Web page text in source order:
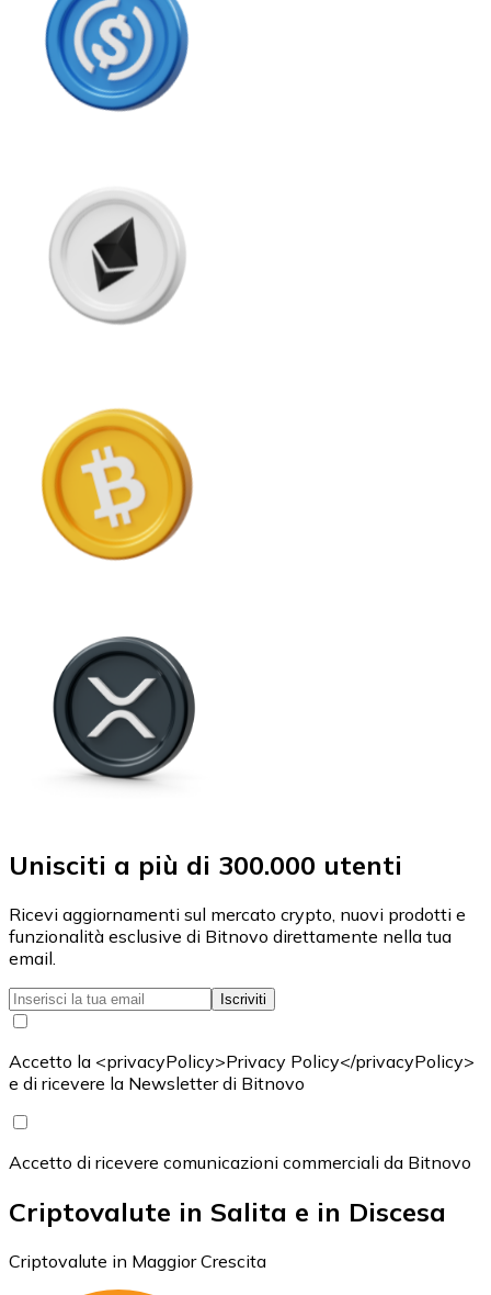
Unisciti a più di 300.000 utenti
Ricevi aggiornamenti sul mercato crypto, nuovi prodotti e
funzionalità esclusive di Bitnovo direttamente nella tua
email.
Iscriviti
Accetto la <privacyPolicy>Privacy Policy</privacyPolicy>
e di ricevere la Newsletter di Bitnovo
Accetto di ricevere comunicazioni commerciali da Bitnovo
Criptovalute in Salita e in Discesa
Criptovalute in Maggior Crescita